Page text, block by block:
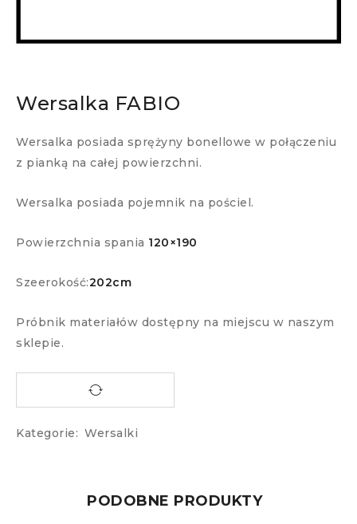
Wersalka FABIO
Wersalka posiada sprężyny bonellowe w połączeniu
z pianką na całej powierzchni.
Wersalka posiada pojemnik na pościel.
Powierzchnia spania 120×190
Szeerokość:202cm
Próbnik materiałów dostępny na miejscu w naszym
sklepie.
Kategorie: Wersalki
PODOBNE PRODUKTY